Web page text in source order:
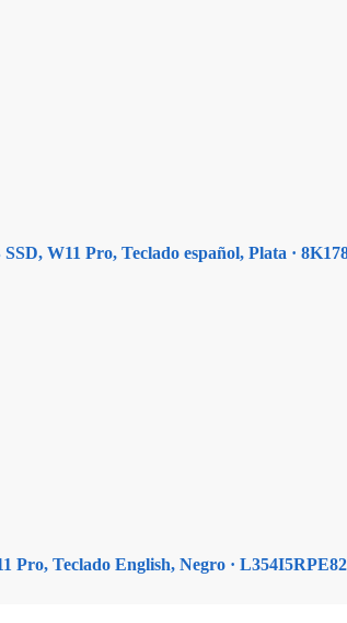
W11 Pro, Teclado español, Plata ·
Pro, Teclado English, Negro ·